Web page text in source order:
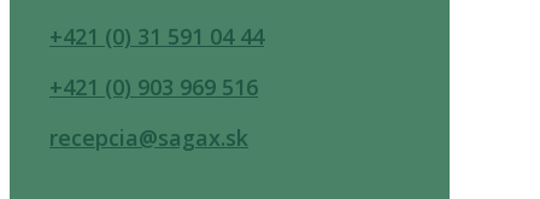
+421 (0) 31 591 04 44
+421 (0) 903 969 516
recepcia@sagax.sk